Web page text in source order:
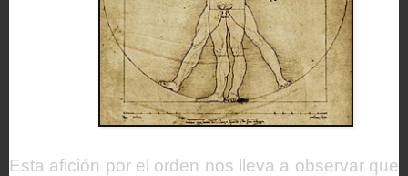
Esta afición por el orden nos lleva a observar que